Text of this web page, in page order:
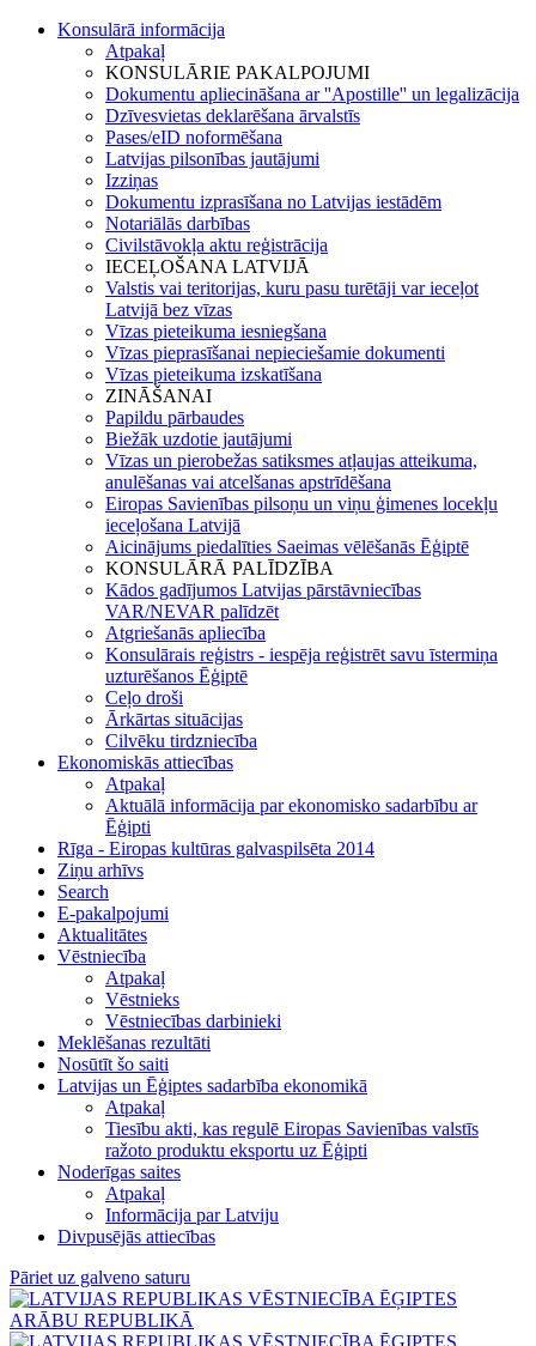
Konsulārā informācija
Atpakaļ
KONSULĀRIE PAKALPOJUMI
Dokumentu apliecināšana ar ''Apostille'' un legalizācija
Dzīvesvietas deklarēšana ārvalstīs
Pases/eID noformēšana
Latvijas pilsonības jautājumi
Izziņas
Dokumentu izprasīšana no Latvijas iestādēm
Notariālās darbības
Civilstāvokļa aktu reģistrācija
IECEĻOŠANA LATVIJĀ
Valstis vai teritorijas, kuru pasu turētāji var ieceļot
Latvijā bez vīzas
Vīzas pieteikuma iesniegšana
Vīzas pieprasīšanai nepieciešamie dokumenti
Vīzas pieteikuma izskatīšana
ZINĀŠANAI
Papildu pārbaudes
Biežāk uzdotie jautājumi
Vīzas un pierobežas satiksmes atļaujas atteikuma,
anulēšanas vai atcelšanas apstrīdēšana
Eiropas Savienības pilsoņu un viņu ģimenes locekļu
ieceļošana Latvijā
Aicinājums piedalīties Saeimas vēlēšanās Ēģiptē
KONSULĀRĀ PALĪDZĪBA
Kādos gadījumos Latvijas pārstāvniecības
VAR/NEVAR palīdzēt
Atgriešanās apliecība
Konsulārais reģistrs - iespēja reģistrēt savu īstermiņa
uzturēšanos Ēģiptē
Ceļo droši
Ārkārtas situācijas
Cilvēku tirdzniecība
Ekonomiskās attiecības
Atpakaļ
Aktuālā informācija par ekonomisko sadarbību ar
Ēģipti
Rīga - Eiropas kultūras galvaspilsēta 2014
Ziņu arhīvs
Search
E-pakalpojumi
Aktualitātes
Vēstniecība
Atpakaļ
Vēstnieks
Vēstniecības darbinieki
Meklēšanas rezultāti
Nosūtīt šo saiti
Latvijas un Ēģiptes sadarbība ekonomikā
Atpakaļ
Tiesību akti, kas regulē Eiropas Savienības valstīs
ražoto produktu eksportu uz Ēģipti
Noderīgas saites
Atpakaļ
Informācija par Latviju
Divpusējās attiecības
Pāriet uz galveno saturu